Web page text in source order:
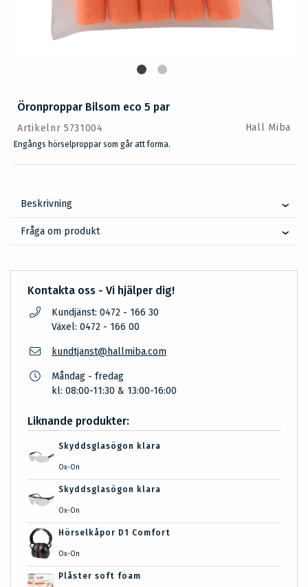
Öronproppar Bilsom eco 5 par
Artikelnr 5731004 Hall Miba
Engångs hörselproppar som går att forma.
Beskrivning
Fråga om produkt
Kontakta oss - Vi hjälper dig!
Kundjänst: 0472 - 166 30
Växel: 0472 - 166 00
kundtjanst@hallmiba.com
Måndag - fredag
kl: 08:00-11:30 & 13:00-16:00
Liknande produkter:
Skyddsglasögon klara
Ox-On
Skyddsglasögon klara
Ox-On
Hörselkåpor D1 Comfort
Ox-On
Plåster soft foam